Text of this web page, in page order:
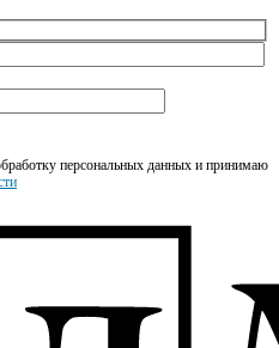
персональных данных и принимаю